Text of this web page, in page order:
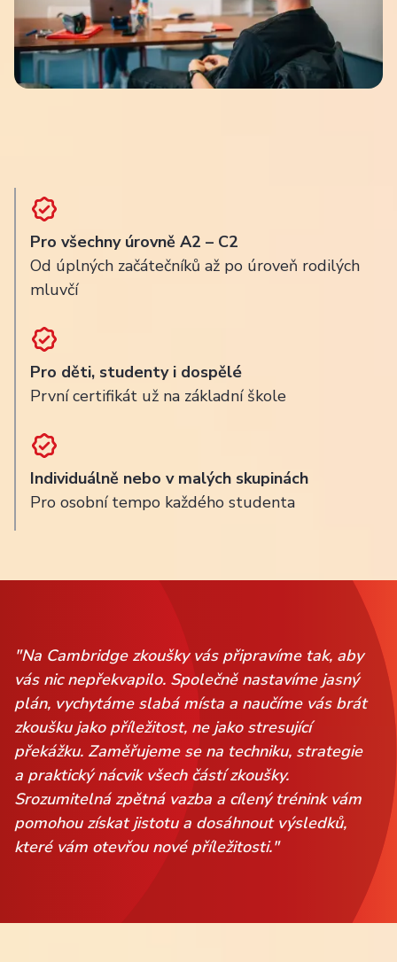
Pro všechny úrovně A2 – C2
Od úplných začátečníků až po úroveň rodilých
mluvčí
Pro děti, studenty i dospělé
První certifikát už na základní škole
Individuálně nebo v malých skupinách
Pro osobní tempo každého studenta
"Na Cambridge zkoušky vás připravíme tak, aby
vás nic nepřekvapilo. Společně nastavíme jasný
plán, vychytáme slabá místa a naučíme vás brát
zkoušku jako příležitost, ne jako stresující
překážku. Zaměřujeme se na techniku, strategie
a praktický nácvik všech částí zkoušky.
Srozumitelná zpětná vazba a cílený trénink vám
pomohou získat jistotu a dosáhnout výsledků,
které vám otevřou nové příležitosti."